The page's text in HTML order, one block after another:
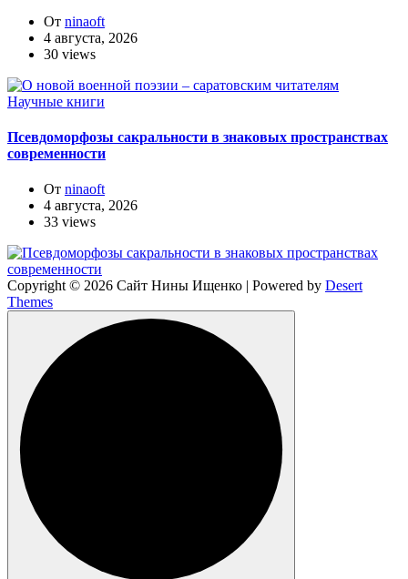
От ninaoft
4 августа, 2026
30 views
Научные книги
Псевдоморфозы сакральности в знаковых пространствах
современности
От ninaoft
4 августа, 2026
33 views
Copyright © 2026 Сайт Нины Ищенко | Powered by Desert
Themes